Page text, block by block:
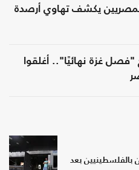
يكشف تهاوي أرصدة
"فصل غزة نهائيًا".. أغلقوا
بالفلسطينيين بعد